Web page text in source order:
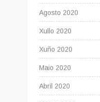
Agosto 2020
Xullo 2020
Xuño 2020
Maio 2020
Abril 2020